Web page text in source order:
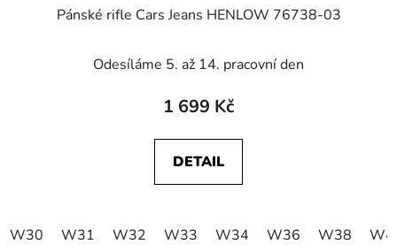
Pánské rifle Cars Jeans HENLOW 76738-03
Odesíláme 5. až 14. pracovní den
1 699 Kč
DETAIL
W30 W31 W32 W33 W34 W36 W38